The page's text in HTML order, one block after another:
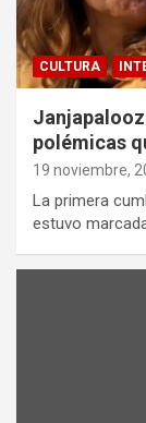
CULTURA
polémicas
19 noviembre,
La primera
estuvo